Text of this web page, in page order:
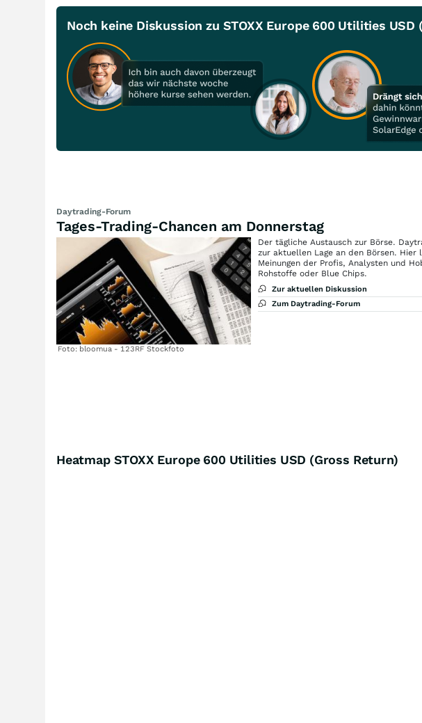
Noch keine Diskussion zu STOXX Europe 600 Utilities USD
Daytrading-Forum
Tages-Trading-Chancen am Donnerstag
Foto: bloomua - 123RF Stockfoto
Der tägliche Austausch zur Börse.
zur aktuellen Lage an den Börsen. Hier
Meinungen der Profis, Analysten und
Rohstoffe oder Blue Chips.
Zur aktuellen Diskussion
Zum Daytrading-Forum
Heatmap STOXX Europe 600 Utilities USD (Gross Return)